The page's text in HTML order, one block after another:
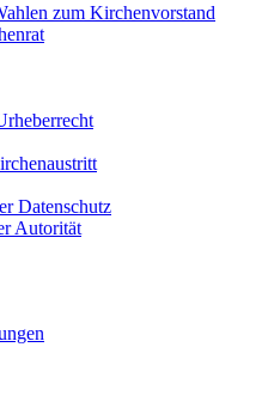
zum Kirchenvorstand
Datenschutz
Autorität